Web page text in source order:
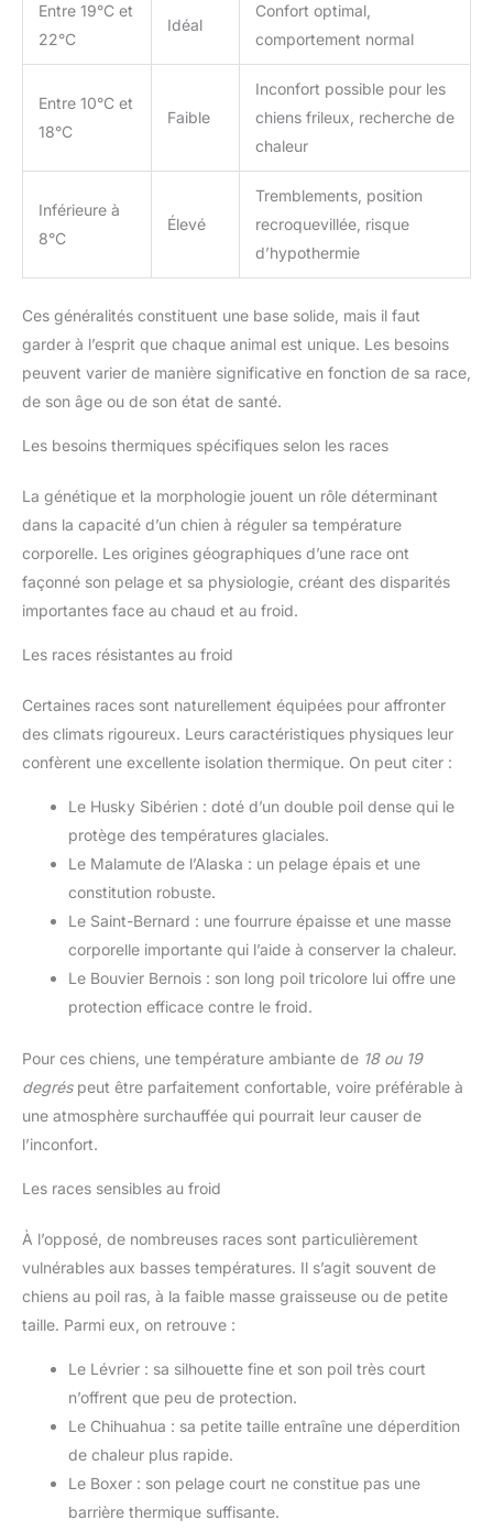
Entre 19°C et
22°C
Idéal
Confort optimal,
comportement normal
Entre 10°C et
18°C
Faible
Inconfort possible pour les
chiens frileux, recherche de
chaleur
Inférieure à
8°C
Élevé
Tremblements, position
recroquevillée, risque
d’hypothermie
Ces généralités constituent une base solide, mais il faut
garder à l’esprit que chaque animal est unique. Les besoins
peuvent varier de manière significative en fonction de sa race,
de son âge ou de son état de santé.
Les besoins thermiques spécifiques selon les races
La génétique et la morphologie jouent un rôle déterminant
dans la capacité d’un chien à réguler sa température
corporelle. Les origines géographiques d’une race ont
façonné son pelage et sa physiologie, créant des disparités
importantes face au chaud et au froid.
Les races résistantes au froid
Certaines races sont naturellement équipées pour affronter
des climats rigoureux. Leurs caractéristiques physiques leur
confèrent une excellente isolation thermique. On peut citer :
Le Husky Sibérien : doté d’un double poil dense qui le
protège des températures glaciales.
Le Malamute de l’Alaska : un pelage épais et une
constitution robuste.
Le Saint-Bernard : une fourrure épaisse et une masse
corporelle importante qui l’aide à conserver la chaleur.
Le Bouvier Bernois : son long poil tricolore lui offre une
protection efficace contre le froid.
Pour ces chiens, une température ambiante de 18 ou 19
degréspeut être parfaitement confortable, voire préférable à
une atmosphère surchauffée qui pourrait leur causer de
l’inconfort.
Les races sensibles au froid
À l’opposé, de nombreuses races sont particulièrement
vulnérables aux basses températures. Il s’agit souvent de
chiens au poil ras, à la faible masse graisseuse ou de petite
taille. Parmi eux, on retrouve :
Le Lévrier : sa silhouette fine et son poil très court
n’offrent que peu de protection.
Le Chihuahua : sa petite taille entraîne une déperdition
de chaleur plus rapide.
Le Boxer : son pelage court ne constitue pas une
barrière thermique suffisante.